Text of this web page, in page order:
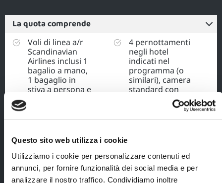
Questo sito web utilizza i cookie
Utilizziamo i cookie per personalizzare contenuti ed
annunci, per fornire funzionalità dei social media e per
analizzare il nostro traffico. Condividiamo inoltre
La quota comprende
Voli di linea a/r
Scandinavian
Airlines inclusi 1
bagalio a mano,
1 bagaglio in
stiva a persona e
200 a persona,
nel prezzo del
viaggio e
soggetto a
possibili
variazioni);
4 pernottamenti
negli hotel
indicati nel
programma (o
similari), camera
standard con
servizi, inclusa
prima colazione;
pranzi-spuntini
(bevande
escluse);